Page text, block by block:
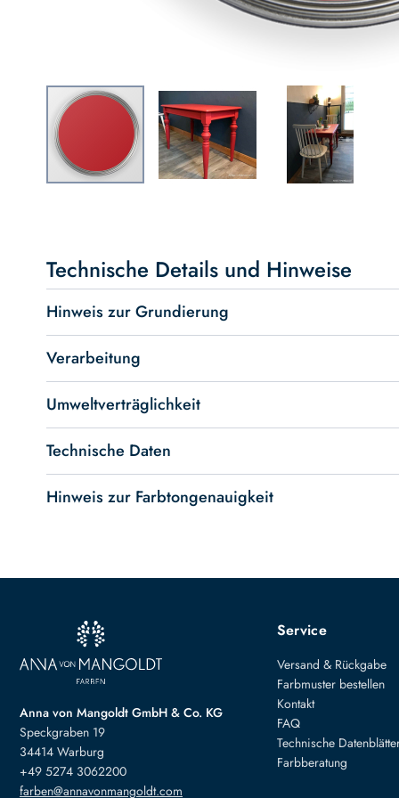
beginning
of
the
images
gallery
Technische Details und Hinweise
Hinweis zur Grundierung
Verarbeitung
Umweltverträglichkeit
Technische Daten
Hinweis zur Farbtongenauigkeit
Anna von Mangoldt GmbH & Co. KG
Speckgraben 19
34414 Warburg
+49 5274 3062200
farben@annavonmangoldt.com
Service
Versand & Rückgabe
Farbmuster bestellen
Kontakt
FAQ
Technische
Farbberatung